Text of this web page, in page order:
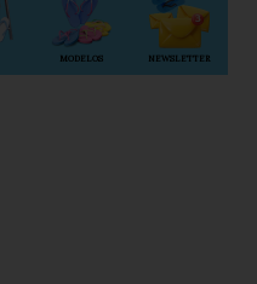
MODELOS NEWSLETTER